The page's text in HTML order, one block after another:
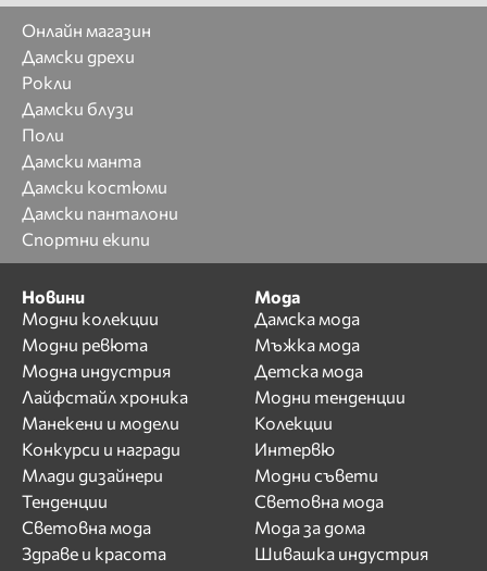
Онлайн магазин
Дамски дрехи
Рокли
Дамски блузи
Поли
Дамски манта
Дамски костюми
Дамски панталони
Спортни екипи
Новини
Модни колекции
Модни ревюта
Модна индустрия
Лайфстайл хроника
Манекени и модели
Конкурси и награди
Млади дизайнери
Тенденции
Световна мода
Здраве и красота
Мода
Дамска мода
Мъжка мода
Детска мода
Модни тенденции
Колекции
Интервю
Модни съвети
Световна мода
Мода за дома
Шивашка индустрия